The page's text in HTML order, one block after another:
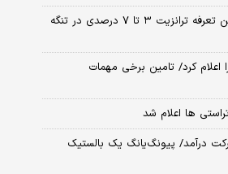
رویترز: ایران و عمان برای تعیین تعرفه ترانزیت ۳ تا ۷ درصدی در تنگه
اعلام کرد/ تامین برخی مهمات
ها اعلام شد
درآمد/ پیونگ‌یانگ یک بالستیک